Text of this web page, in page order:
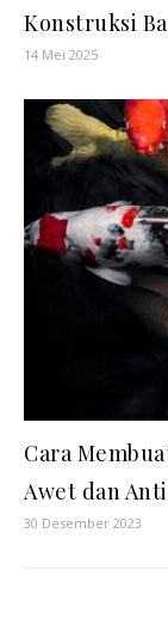
Konstruksi
14 Mei 2025
Cara
Awet dan
30 Desember 2023